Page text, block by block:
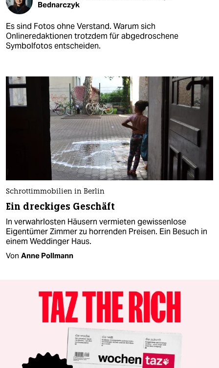
Bednarczyk
Es sind Fotos ohne Verstand. Warum sich
Onlineredaktionen trotzdem für abgedroschene
Symbolfotos entscheiden.
Schrottimmobilien in Berlin
Ein dreckiges Geschäft
In verwahrlosten Häusern vermieten gewissenlose
Eigentümer Zimmer zu horrenden Preisen. Ein Besuch in
einem Weddinger Haus.
Von Anne Pollmann